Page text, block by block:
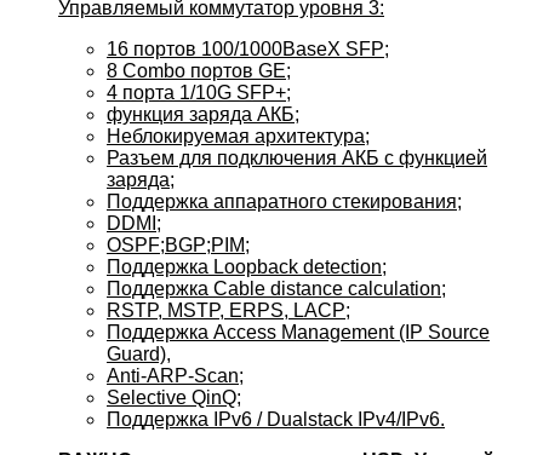
Управляемый коммутатор уровня 3:
16 портов 100/1000BaseX SFP;
8 Combo портов GE;
4 порта 1/10G SFP+;
функция заряда АКБ;
Неблокируемая архитектура;
Разъем для подключения АКБ с функцией
заряда;
Поддержка аппаратного стекирования;
DDMI;
OSPF;BGP;PIM;
Поддержка Loopback detection;
Поддержка Cable distance calculation;
RSTP, MSTP, ERPS, LACP;
Поддержка Access Management (IP Source
Guard),
Anti-ARP-Scan;
Selective QinQ;
Поддержка IPv6 / Dualstack IPv4/IPv6.